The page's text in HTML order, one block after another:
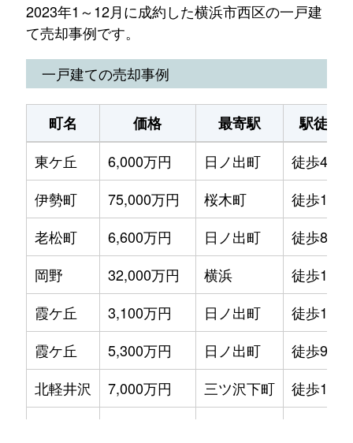
2023年1～12月に成約した横浜市西区の一戸建
て売却事例です。
一戸建ての売却事例
町名 価格 最寄駅
駅徒歩
東ケ丘
6,000万円 日ノ出町
徒歩4分
伊勢町
75,000万円 桜木町
徒歩11分
老松町
6,600万円 日ノ出町
徒歩8分
岡野
32,000万円 横浜
徒歩11分
霞ケ丘
3,100万円 日ノ出町
徒歩10分
霞ケ丘
5,300万円 日ノ出町
徒歩9分
北軽井沢
7,000万円 三ツ沢下町
徒歩10分